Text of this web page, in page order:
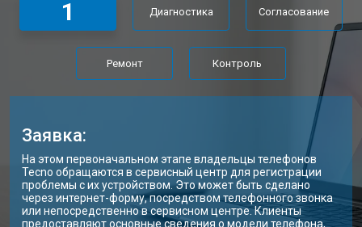
Замена Wi-Fi ноутбука Tecno от 2200 ₽ Заказать
Ремонт цепи питания от 3500 ₽ Заказать
Замена USB порта от 2200 ₽ Заказать
Заказать
Заказать
Замена оперативной памяти от 1100 ₽ Заказать
Прошивка BIOS ноутбука Tecno от 1500 ₽ Заказать
1 Диагностика Согласование
Ремонт Контроль
Заявка:
На этом первоначальном этапе владельцы телефонов
Tecno обращаются в сервисный центр для регистрации
проблемы с их устройством. Это может быть сделано
через интернет-форму, посредством телефонного звонка
или непосредственно в сервисном центре. Клиенты
предоставляют основные сведения о модели телефона,